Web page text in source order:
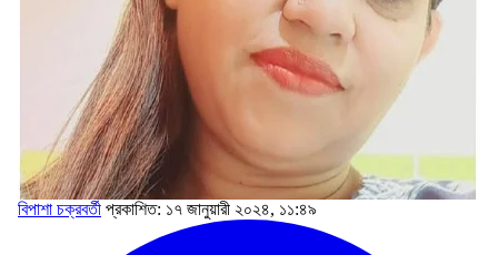
বিপাশা চক্রবর্তী প্রকাশিত: ১৭ জানুয়ারী ২০২৪, ১১:৪৯